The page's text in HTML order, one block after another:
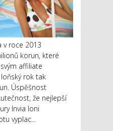
v roce 2013
korun, které
affiliate
rok tak
Úspěšnost
že nejlepší
Invia loni
vyplac...